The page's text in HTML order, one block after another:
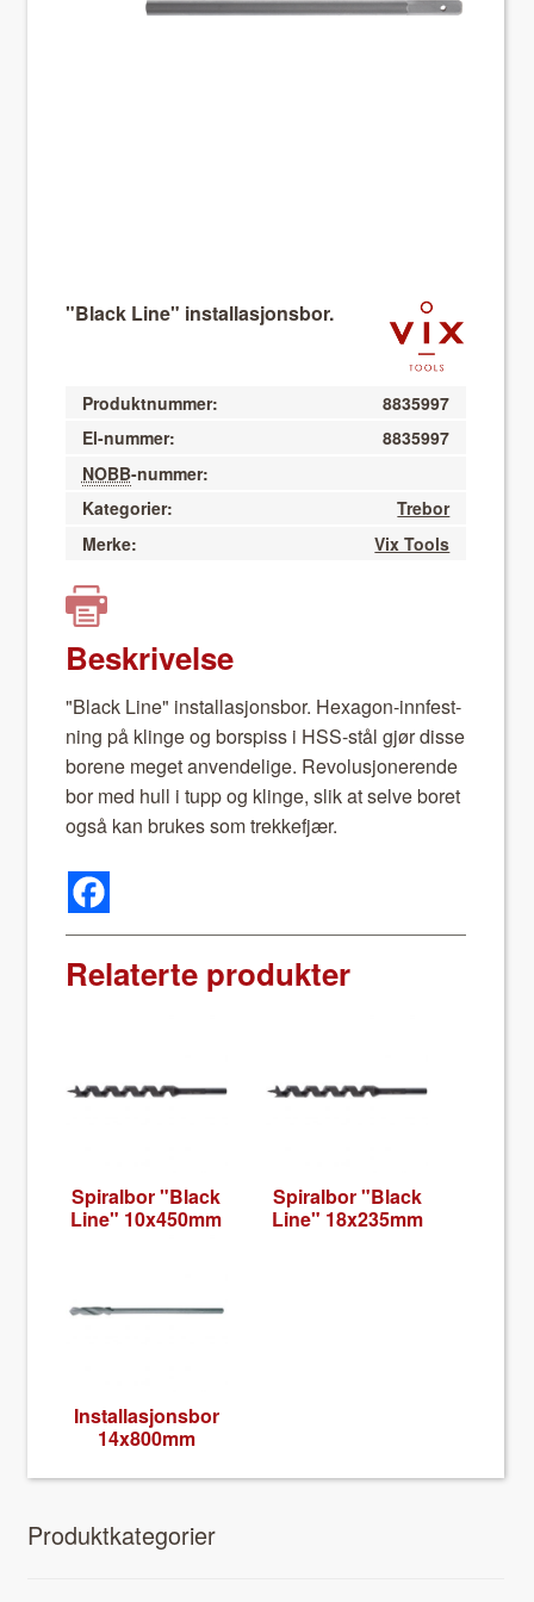
About VIX
"Black Line" installasjonsbor.
Produktnummer:
8835997
El-nummer:
8835997
NOBB-nummer:
Kategorier:
Trebor
Merke:
Vix Tools
Beskrivelse
"Black Line" instal­lasjons­bor. Hexa­gon-inn­fest­
ning på klinge og bor­spiss i HSS-stål gjør disse
borene meget anven­delige. Rev­o­lusjonerende
bor med hull i tupp og klinge, slik at selve boret
også kan brukes som trekke­fjær.
Relaterte produkter
Spi­ral­bor "Black
Line" 10x450mm
Spi­ral­bor "Black
Line" 18x235mm
Instal­lasjons­bor
14x800mm
Pro­duk­tkat­e­gori­er